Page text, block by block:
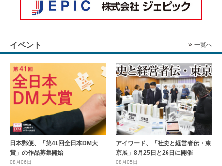
イベント 一覧へ
日本郵便、「第41回全日本DM大
賞」の作品募集開始
08月06日
アイワード、「社史と経営者伝・東
京展」8月25日と26日に開催
08月05日